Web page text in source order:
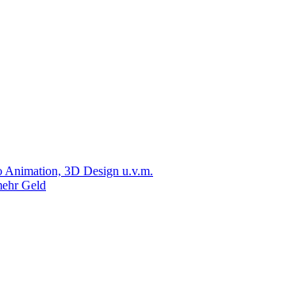
3D Design u.v.m.
Geld